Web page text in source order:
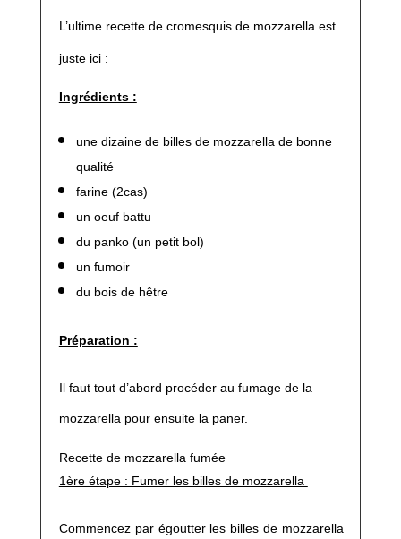
L’ultime recette de cromesquis de mozzarella est
juste ici :
Ingrédients :
une dizaine de billes de mozzarella de bonne
qualité
farine (2cas)
un oeuf battu
du panko (un petit bol)
un fumoir
du bois de hêtre
Préparation :
Il faut tout d’abord procéder au fumage de la
mozzarella pour ensuite la paner.
Recette de mozzarella fumée
1ère étape : Fumer les billes de mozzarella
Commencez par égoutter les billes de mozzarella